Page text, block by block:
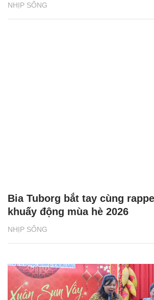
NHỊP SỐNG
NHỊP SỐNG
Bia Tuborg bắt tay cùng
khuấy động mùa hè 2026